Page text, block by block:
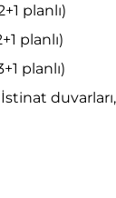
planlı)
planlı)
planlı)